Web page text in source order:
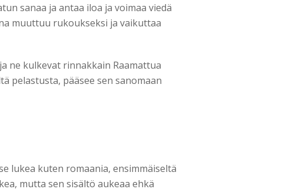
sanaa ja antaa iloa ja voimaa viedä
muuttuu rukoukseksi ja vaikuttaa
ne kulkevat rinnakkain Raamattua
pelastusta, pääsee sen sanomaan
lukea kuten romaania, ensimmäiseltä
mutta sen sisältö aukeaa ehkä